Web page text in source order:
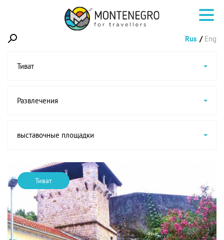
Rus Eng
Тиват
Развлечения
выставочные площадки
Тиват